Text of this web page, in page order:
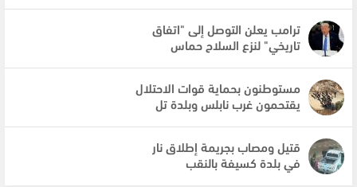
ترامب يعلن التوصل إلى "اتفاق
تاريخي" لنزع السلاح حماس
مستوطنون بحماية قوات الاحتلال
يقتحمون غرب نابلس وبلدة تل
قتيل ومصاب بجريمة إطلاق نار
في بلدة كسيفة بالنقب